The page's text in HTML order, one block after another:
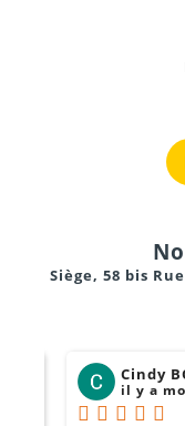
Siège, 58 bis
Cindy
il y a